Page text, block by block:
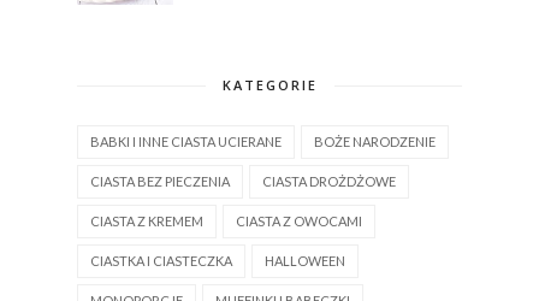
KATEGORIE
BABKI I INNE CIASTA UCIERANE BOŻE NARODZENIE
CIASTA BEZ PIECZENIA CIASTA DROŻDŻOWE
CIASTA Z KREMEM CIASTA Z OWOCAMI
CIASTKA I CIASTECZKA HALLOWEEN